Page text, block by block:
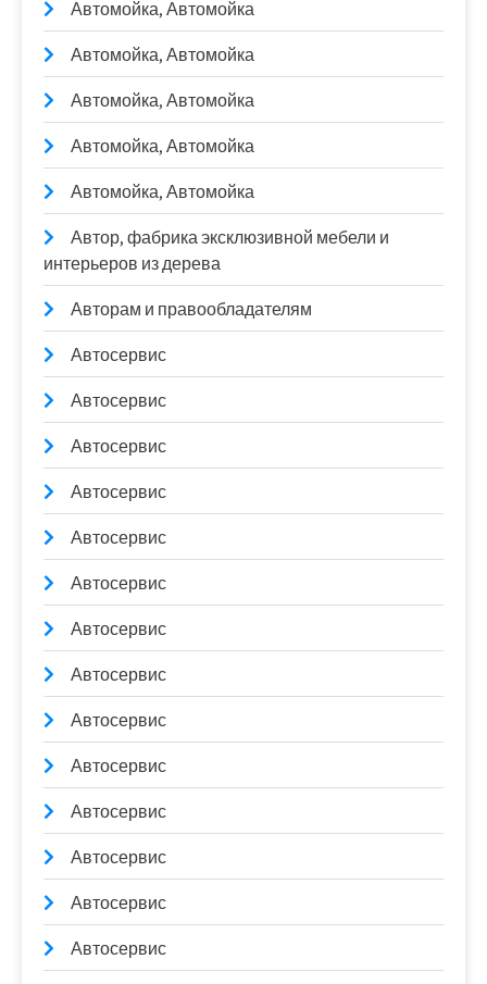
Автомойка, Автомойка
Автомойка, Автомойка
Автомойка, Автомойка
Автомойка, Автомойка
Автомойка, Автомойка
Автор, фабрика эксклюзивной мебели и
интерьеров из дерева
Авторам и правообладателям
Автосервис
Автосервис
Автосервис
Автосервис
Автосервис
Автосервис
Автосервис
Автосервис
Автосервис
Автосервис
Автосервис
Автосервис
Автосервис
Автосервис